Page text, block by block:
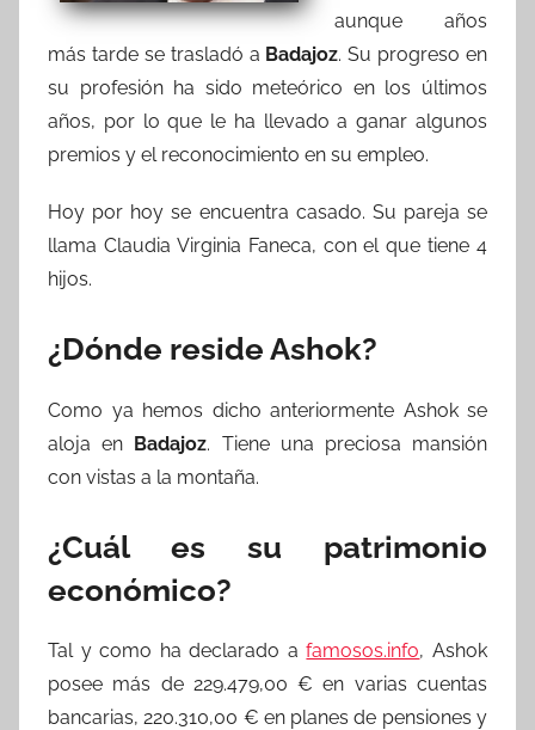
aunque años
más tarde se trasladó a Badajoz. Su progreso en
su profesión ha sido meteórico en los últimos
años, por lo que le ha llevado a ganar algunos
premios y el reconocimiento en su empleo.
Hoy por hoy se encuentra casado. Su pareja se
llama Claudia Virginia Faneca, con el que tiene 4
hijos.
¿Dónde reside Ashok?
Como ya hemos dicho anteriormente Ashok se
aloja en Badajoz. Tiene una preciosa mansión
con vistas a la montaña.
¿Cuál es su patrimonio
económico?
Tal y como ha declarado afamosos.info, Ashok
posee más de 229.479,00 € en varias cuentas
bancarias, 220.310,00 € en planes de pensiones y